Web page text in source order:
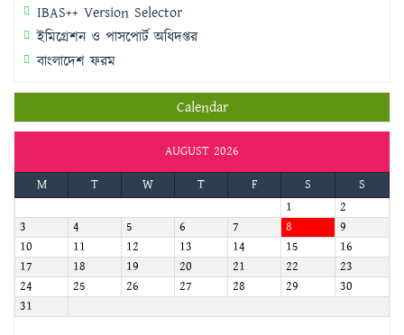
IBAS++ Version Selector
ইমিগ্রেশন ও পাসপোর্ট অধিদপ্তর
বাংলাদেশ ফরম
Calendar
AUGUST 2026
M
T W T F S
S
1
2
3
4 5 6 7 8
9
10
11 12 13 14 15
16
17
18 19 20 21 22
23
24
25 26 27 28 29
30
31